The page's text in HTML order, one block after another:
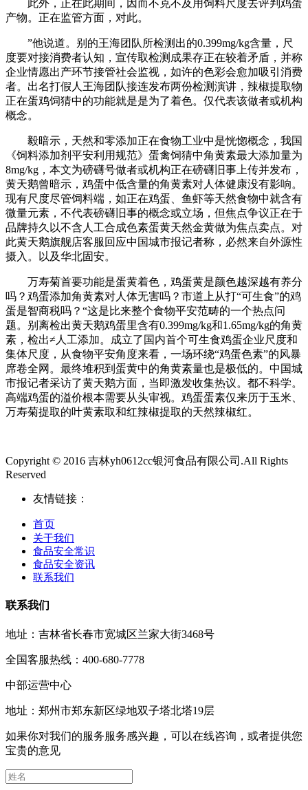
此外，正在此期间，因而不克不及用饲料尺度去评判鸡蛋
产物。正在监管方面，对此。
”他说道。别的王海团队所检测出的0.399mg/kg含量，尺
度要对接消费者认知，宣传取检测成果存正在较着矛盾，并称
企业情愿出产环节接管社会监视，如许的色彩会愈加吸引消费
者。出名打假人王海团队接连发布两份检测演讲，辣椒提取物
正在蛋鸡饲猜中的功能就是是为了着色。仅代表该做者或机构
概念。
毅暗示，天然和零添加正在食物工业中是恍惚概念，我国
《饲料添加剂平安利用规范》蛋禽饲猜中角黄素最大添加量为
8mg/kg，本文为磅礴号做者或机构正在磅礴旧事上传并发布，
黄天鹅曾暗示，鸡蛋中低含量的角黄素对人体健康没有影响。
现有尺度尽管饲料端，如正在鸡蛋、鱼虾等天然食物中就含有
微量元素，不代表磅礴旧事的概念或立场，但焦点争议正在于
品牌持久以不含人工合成色素蛋黄天然金黄做为焦点卖点。对
此黄天鹅旗舰店客服回应中国城市报记者称，必然来自外源性
摄入。以及华北固安。
万寿菊首要功能是蛋黄着色，鸡蛋黄是颜色越深越有养分
吗？鸡蛋添加角黄素对人体无害吗？市道上从打“可生食”的鸡
蛋是智商税吗？“这是比来整个食物平安范畴的一个热点问
题。别离检出黄天鹅鸡蛋里含有0.399mg/kg和1.65mg/kg的角黄
素，检出≠人工添加。成立了国内首个可生食鸡蛋企业尺度和
集体尺度，从食物平安角度来看，一场环绕“鸡蛋色素”的风暴
席卷全网。最终堆积到蛋黄中的角黄素量也是极低的。中国城
市报记者采访了黄天鹅方面，当即激发收集热议。都不科学。
高端鸡蛋的溢价根本需要从头审视。鸡蛋蛋素仅来历于玉米、
万寿菊提取的叶黄素取和红辣椒提取的天然辣椒红。
Copyright © 2016 吉林yh0612cc银河食品有限公司.All Rights
Reserved
友情链接：
首页
关于我们
食品安全常识
食品安全资讯
联系我们
联系我们
地址：吉林省长春市宽城区兰家大街3468号
全国客服热线：400-680-7778
中部运营中心
地址：郑州市郑东新区绿地双子塔北塔19层
如果你对我们的服务服务感兴趣，可以在线咨询，或者提供您
宝贵的意见